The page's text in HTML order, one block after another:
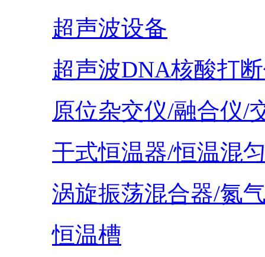
超声波设备
超声波DNA核酸打
原位杂交仪/融合仪/
干式恒温器/恒温混
涡旋振荡混合器/氮
恒温槽